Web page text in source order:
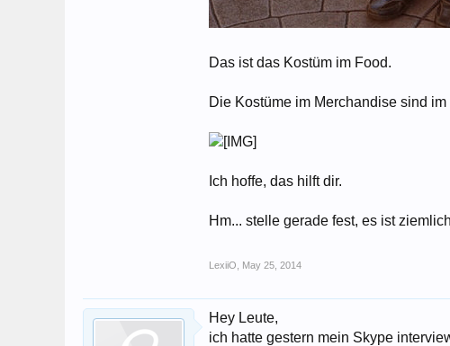
Das ist das Kostüm im Food.
Die Kostüme im Merchandise sind
Ich hoffe, das hilft dir.
Hm... stelle gerade fest, es ist
LexiiO
May 25, 2014
Hey Leute,
ich hatte gestern mein Skype